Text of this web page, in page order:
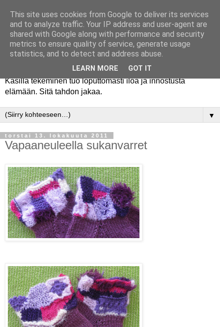
Käsillä tekeminen tuo loputtomasti iloa ja innostusta
elämään. Sitä tahdon jakaa.
▼
torstai 13. lokakuuta 2011
Vapaaneuleella sukanvarret
This site uses cookies from Google to deliver its services
and to analyze traffic. Your IP address and user-agent are
shared with Google along with performance and security
metrics to ensure quality of service, generate usage
statistics, and to detect and address abuse.
LEARN MORE GOT IT